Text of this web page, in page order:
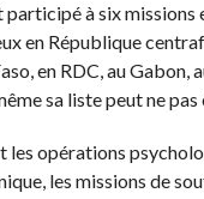
à six missions
en République
en RDC, au Gabon,
sa liste peut ne
les opérations
les missions de